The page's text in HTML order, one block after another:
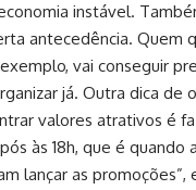
instável.
antecedência. Quem
vai conseguir
já. Outra dica de
valores atrativos é
às 18h, que é quando
lançar as promoções”,